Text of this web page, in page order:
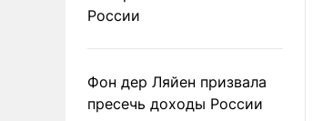
России
Фон дер Ляйен призвала
пресечь доходы России